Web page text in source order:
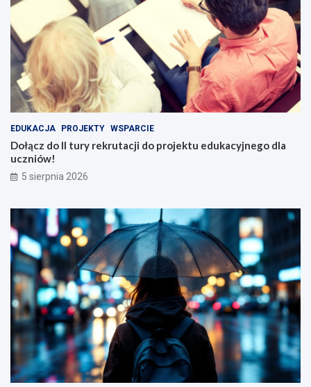
EDUKACJA PROJEKTY WSPARCIE
Dołącz do II tury rekrutacji do projektu edukacyjnego dla
uczniów!
5 sierpnia 2026